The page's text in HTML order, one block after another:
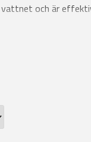
vattnet och är